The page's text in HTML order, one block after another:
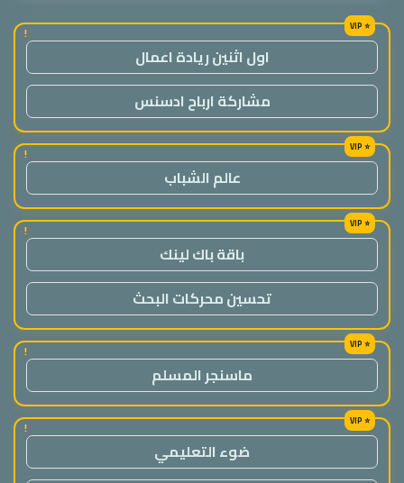
!
اول اثنين ريادة اعمال
مشاركة ارباح ادسنس
!
عالم الشباب
!
باقة باك لينك
تحسين محركات البحث
!
ماسنجر المسلم
!
ضوء التعليمي